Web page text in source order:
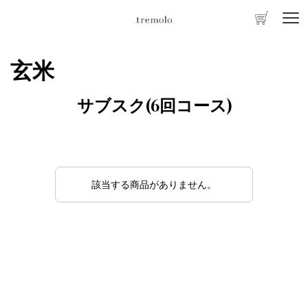
玄米
サブスク(6回コース)
該当する商品がありません。